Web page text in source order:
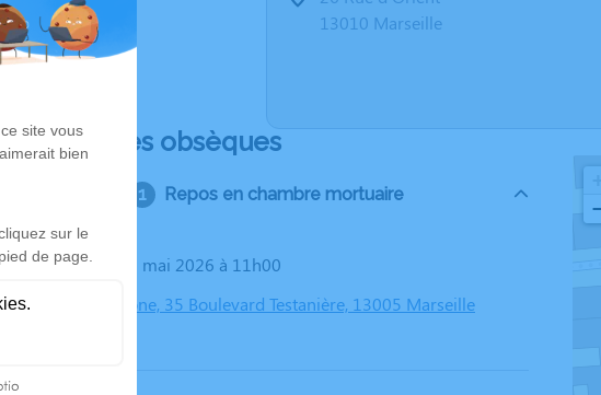
13010 Marseille
Déroulé des obsèques
Repos en chambre mortuaire
Le lundi 18 mai 2026 à 11h00
Iml la Timone, 35 Boulevard Testanière, 13005 Marseille